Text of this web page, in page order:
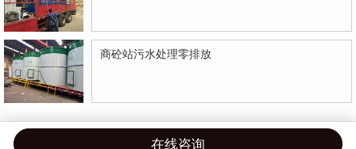
商砼站污水处理零排放
在线咨询